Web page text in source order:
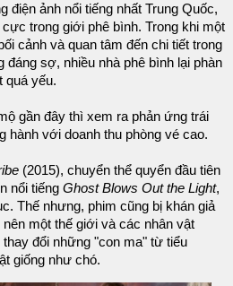
điện ảnh nổi tiếng nhất Trung Quốc,
cực trong giới phê bình. Trong khi một
cảnh và quan tâm đến chi tiết trong
sợ, nhiều nhà phê bình lại phàn
quá yếu.
gần đây thì xem ra phản ứng trái
hành với doanh thu phòng vé cao.
(2015), chuyển thể quyển đầu tiên
nổi tiếng Ghost Blows Out the Light,
Thế nhưng, phim cũng bị khán giả
một thế giới và các nhân vật
đổi những "con ma" từ tiểu
giống như chó.